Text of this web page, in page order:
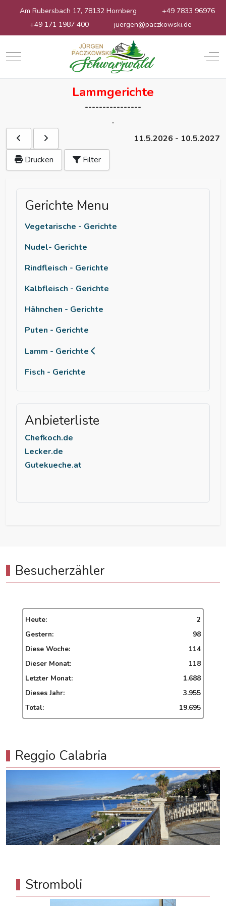
Am Rubersbach 17, 78132 Hornberg
+49 7833 96976
+49 171 1987 400
juergen@paczkowski.de
Mobile Menu Toggle
Lammgerichte
----------------
.
11.5.2026 - 10.5.2027
Drucken
Filter
Gerichte Menu
Vegetarische - Gerichte
Nudel- Gerichte
Rindfleisch - Gerichte
Kalbfleisch - Gerichte
Hähnchen - Gerichte
Puten - Gerichte
Lamm - Gerichte
Fisch - Gerichte
Anbieterliste
Chefkoch.de
Lecker.de
Gutekueche.at
Besucherzähler
Heute:
2
Gestern:
98
Diese Woche:
114
Dieser Monat:
118
Letzter Monat:
1.688
Dieses Jahr:
3.955
Total:
19.695
Reggio Calabria
Stromboli